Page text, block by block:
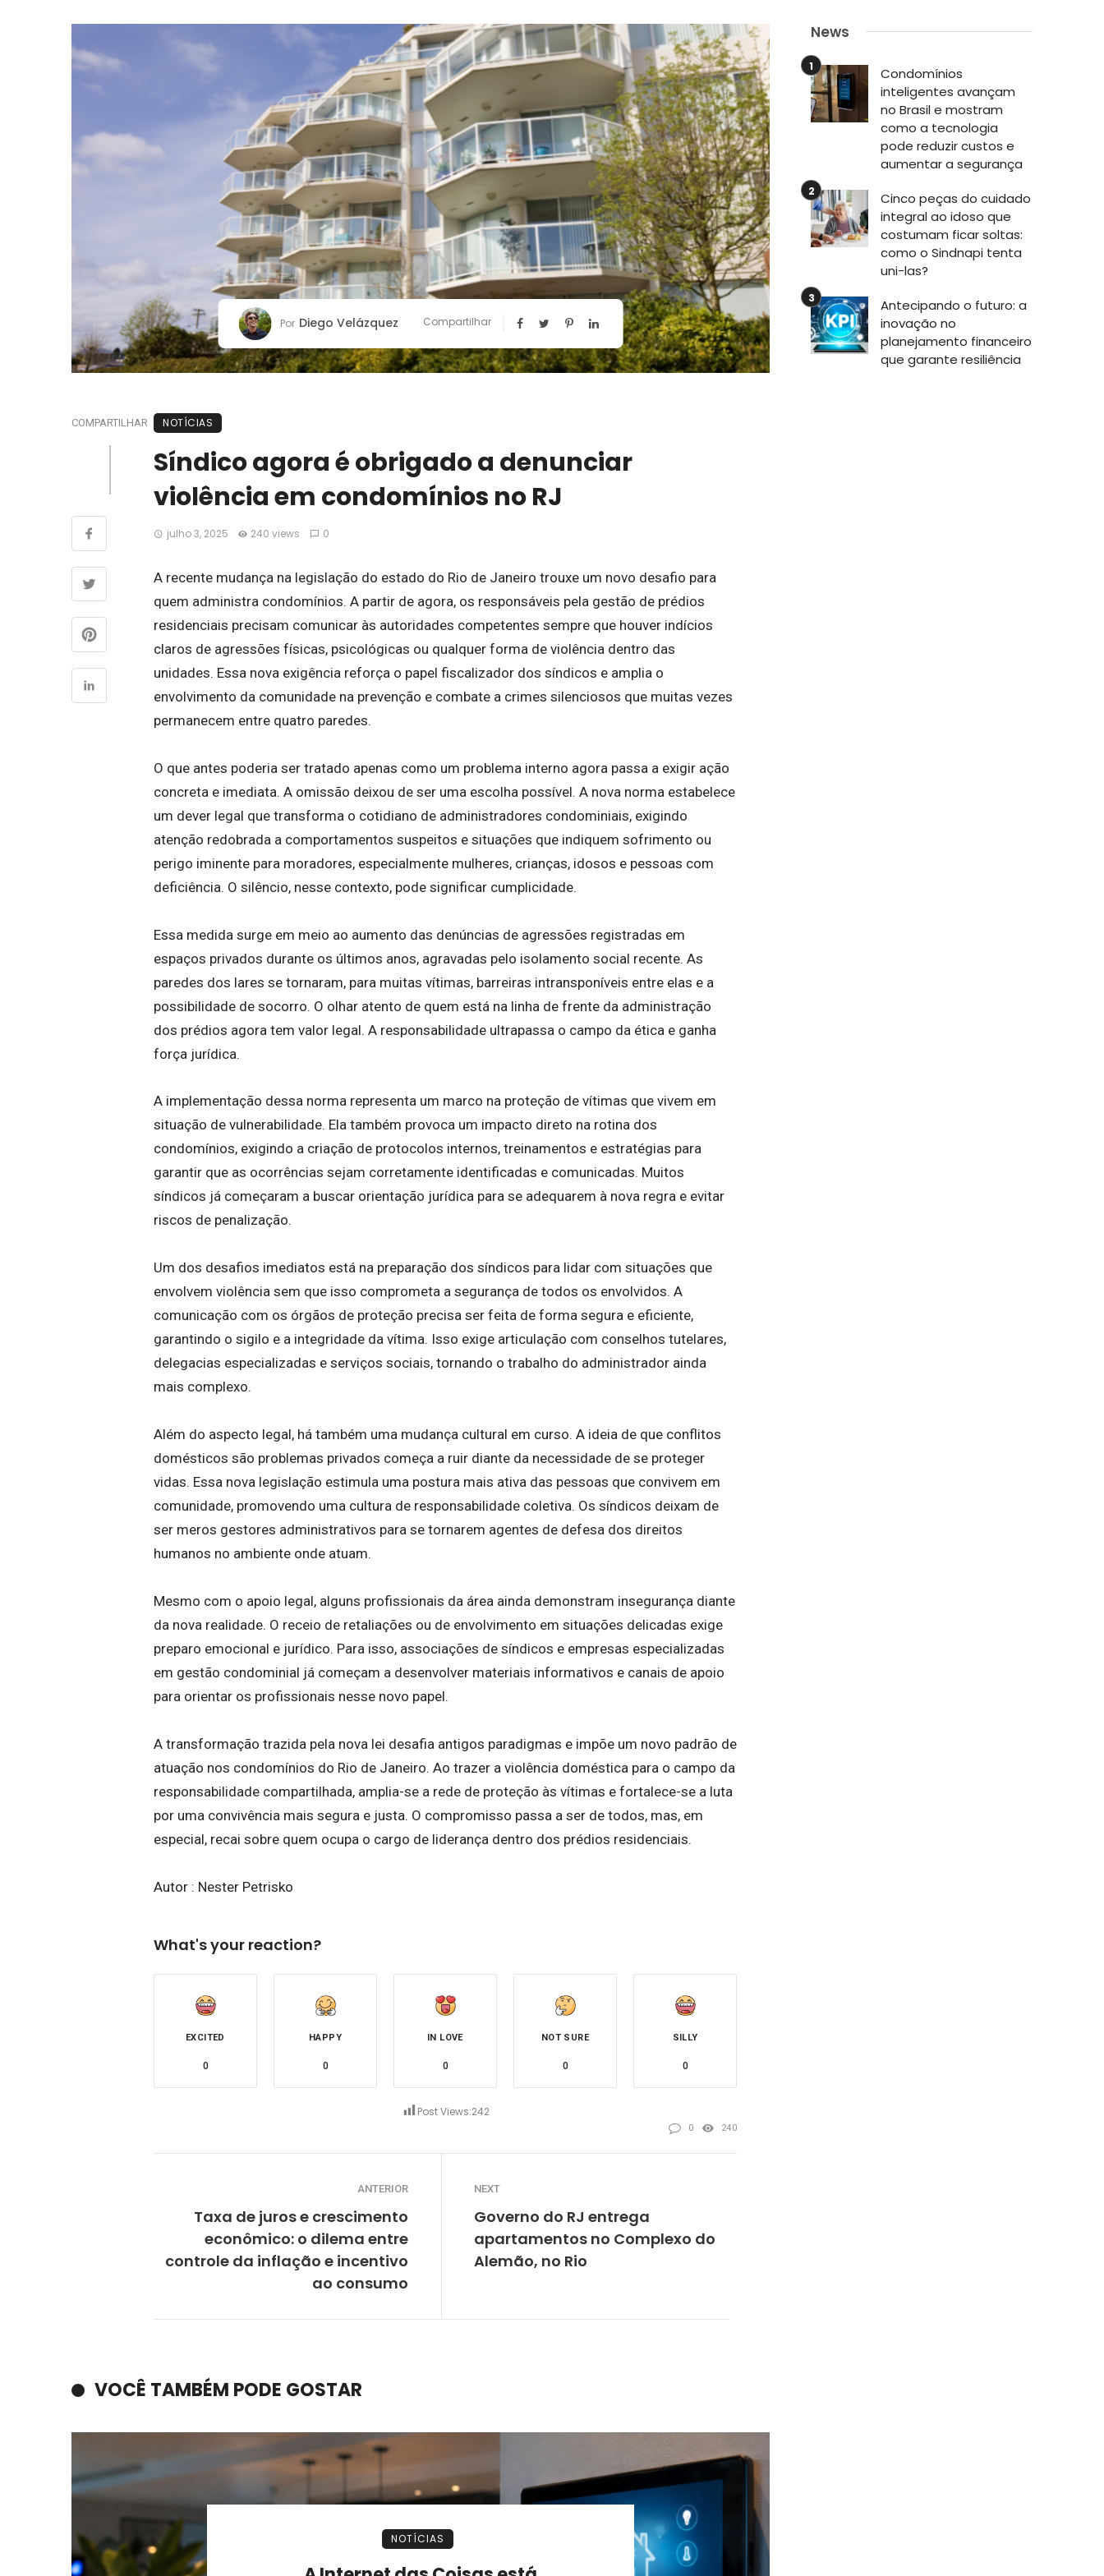
Por Diego Velázquez Compartilhar
COMPARTILHAR NOTÍCIAS
Síndico agora é obrigado a denunciar
violência em condomínios no RJ
julho 3, 2025 240 views 0
A recente mudança na legislação do estado do Rio de Janeiro trouxe um novo desafio para
quem administra condomínios. A partir de agora, os responsáveis pela gestão de prédios
residenciais precisam comunicar às autoridades competentes sempre que houver indícios
claros de agressões físicas, psicológicas ou qualquer forma de violência dentro das
unidades. Essa nova exigência reforça o papel fiscalizador dos síndicos e amplia o
envolvimento da comunidade na prevenção e combate a crimes silenciosos que muitas vezes
permanecem entre quatro paredes.
O que antes poderia ser tratado apenas como um problema interno agora passa a exigir ação
concreta e imediata. A omissão deixou de ser uma escolha possível. A nova norma estabelece
um dever legal que transforma o cotidiano de administradores condominiais, exigindo
atenção redobrada a comportamentos suspeitos e situações que indiquem sofrimento ou
perigo iminente para moradores, especialmente mulheres, crianças, idosos e pessoas com
deficiência. O silêncio, nesse contexto, pode significar cumplicidade.
Essa medida surge em meio ao aumento das denúncias de agressões registradas em
espaços privados durante os últimos anos, agravadas pelo isolamento social recente. As
paredes dos lares se tornaram, para muitas vítimas, barreiras intransponíveis entre elas e a
possibilidade de socorro. O olhar atento de quem está na linha de frente da administração
dos prédios agora tem valor legal. A responsabilidade ultrapassa o campo da ética e ganha
força jurídica.
A implementação dessa norma representa um marco na proteção de vítimas que vivem em
situação de vulnerabilidade. Ela também provoca um impacto direto na rotina dos
condomínios, exigindo a criação de protocolos internos, treinamentos e estratégias para
garantir que as ocorrências sejam corretamente identificadas e comunicadas. Muitos
síndicos já começaram a buscar orientação jurídica para se adequarem à nova regra e evitar
riscos de penalização.
Um dos desafios imediatos está na preparação dos síndicos para lidar com situações que
envolvem violência sem que isso comprometa a segurança de todos os envolvidos. A
comunicação com os órgãos de proteção precisa ser feita de forma segura e eficiente,
garantindo o sigilo e a integridade da vítima. Isso exige articulação com conselhos tutelares,
delegacias especializadas e serviços sociais, tornando o trabalho do administrador ainda
mais complexo.
Além do aspecto legal, há também uma mudança cultural em curso. A ideia de que conflitos
domésticos são problemas privados começa a ruir diante da necessidade de se proteger
vidas. Essa nova legislação estimula uma postura mais ativa das pessoas que convivem em
comunidade, promovendo uma cultura de responsabilidade coletiva. Os síndicos deixam de
ser meros gestores administrativos para se tornarem agentes de defesa dos direitos
humanos no ambiente onde atuam.
Mesmo com o apoio legal, alguns profissionais da área ainda demonstram insegurança diante
da nova realidade. O receio de retaliações ou de envolvimento em situações delicadas exige
preparo emocional e jurídico. Para isso, associações de síndicos e empresas especializadas
em gestão condominial já começam a desenvolver materiais informativos e canais de apoio
para orientar os profissionais nesse novo papel.
A transformação trazida pela nova lei desafia antigos paradigmas e impõe um novo padrão de
atuação nos condomínios do Rio de Janeiro. Ao trazer a violência doméstica para o campo da
responsabilidade compartilhada, amplia-se a rede de proteção às vítimas e fortalece-se a luta
por uma convivência mais segura e justa. O compromisso passa a ser de todos, mas, em
especial, recai sobre quem ocupa o cargo de liderança dentro dos prédios residenciais.
Autor : Nester Petrisko
Post Views:242
What's your reaction?
EXCITED
0
HAPPY
0
IN LOVE
0
NOT SURE
0
SILLY
0
0 240
ANTERIOR
Taxa de juros e crescimento
econômico: o dilema entre
controle da inflação e incentivo
ao consumo
NEXT
Governo do RJ entrega
apartamentos no Complexo do
Alemão, no Rio
VOCÊ TAMBÉM PODE GOSTAR
NOTÍCIAS
News
Condomínios
inteligentes avançam
no Brasil e mostram
como a tecnologia
pode reduzir custos e
aumentar a segurança
Cinco peças do cuidado
integral ao idoso que
costumam ficar soltas:
como o Sindnapi tenta
uni-las?
Antecipando o futuro: a
inovação no
planejamento financeiro
que garante resiliência